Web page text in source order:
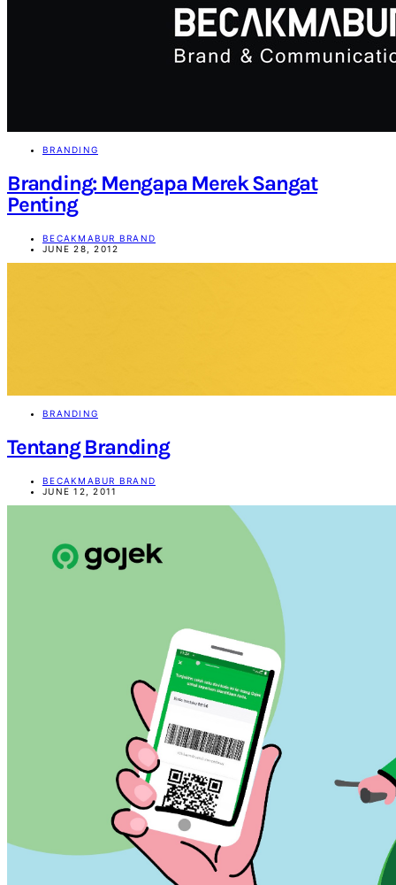
BRANDING
Branding: Mengapa Merek Sangat
Penting
BECAKMABUR BRAND
JUNE 28, 2012
BRANDING
Tentang Branding
BECAKMABUR BRAND
JUNE 12, 2011
SEARCH